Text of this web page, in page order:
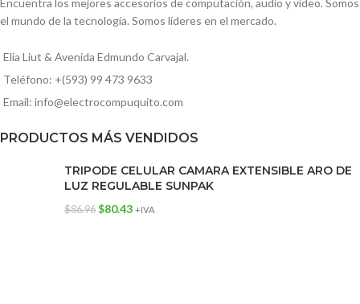
el mundo de la tecnología. Somos líderes en el mercado.
Elia Liut & Avenida Edmundo Carvajal.
Teléfono: +(593) 99 473 9633
Email: info@electrocompuquito.com
PRODUCTOS MÁS VENDIDOS
TRIPODE CELULAR CAMARA EXTENSIBLE ARO DE
LUZ REGULABLE SUNPAK
$86.96 $80.43 +IVA